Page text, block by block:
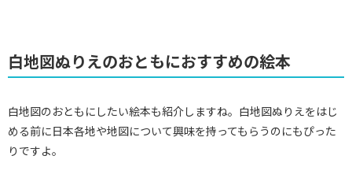
白地図ぬりえのおともにおすすめの絵本
白地図のおともにしたい絵本も紹介しますね。白地図ぬりえをはじ
める前に日本各地や地図について興味を持ってもらうのにもぴった
りですよ。